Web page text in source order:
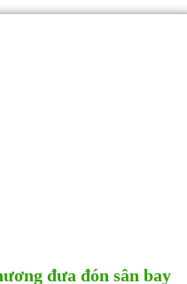
đưa đón sân bay